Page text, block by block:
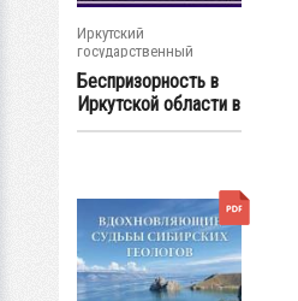
Иркутский
государственный
университет
Беспризорность в
Иркутской области в
первой...